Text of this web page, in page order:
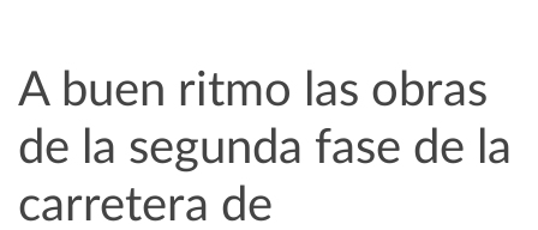
A buen ritmo las obras
de la segunda fase de la
carretera de